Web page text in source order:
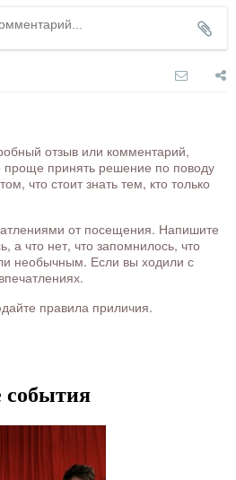
отзыв или комментарий,
принять решение по поводу
что стоит знать тем, кто только
от посещения. Напишите
а что нет, что запомнилось, что
необычным. Если вы ходили с
правила приличия.
события